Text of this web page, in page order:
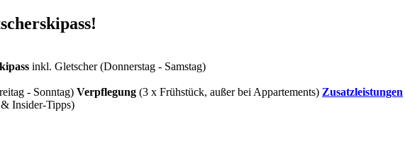
inkl. Gletscher (Donnerstag - Samstag)
- Sonntag) Verpflegung (3 x Frühstück, außer bei Appartements) Zusatzleistungen
Insider-Tipps)